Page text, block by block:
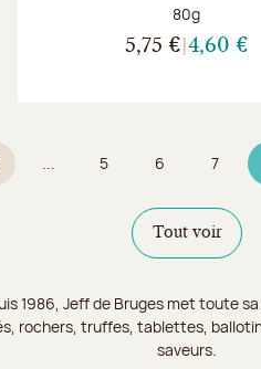
Poids net :
80g
5,75 € 4,60 €
pageprécédente
... Page
5 Page
6 Page
7
Tout voir
1986, Jeff de Bruges met toute
rochers, truffes, tablettes,
saveurs.